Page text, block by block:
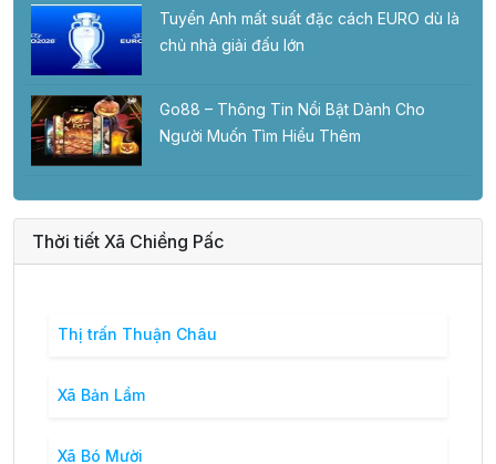
Tuyển Anh mất suất đặc cách EURO dù là
chủ nhà giải đấu lớn
Go88 – Thông Tin Nổi Bật Dành Cho
Người Muốn Tìm Hiểu Thêm
Thời tiết Xã Chiềng Pấc
Thị trấn Thuận Châu
Xã Bản Lầm
Xã Bó Mười